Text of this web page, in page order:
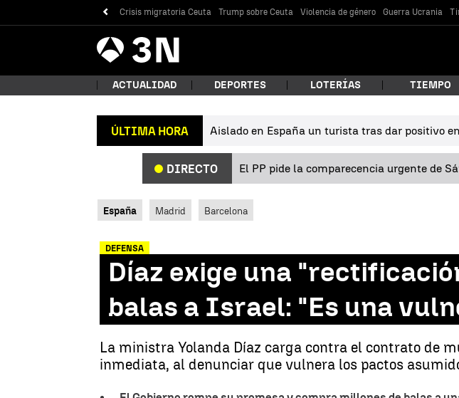
Crisis migratoria Ceuta Trump sobre Ceuta Violencia de género Guerra Ucrania
Antena
3 Noticias
¿Qué estás
Buscar
ACTUALIDAD DEPORTES LOTERÍAS TIEMPO
ÚLTIMA HORA Aislado en España un turista tras dar positivo
DIRECTO El PP pide la comparecencia urgente de
España Madrid Barcelona
DEFENSA
Díaz exige una
balas a Israel: "Es una
La ministra Yolanda Díaz carga contra el contrato de
inmediata, al denunciar que vulnera los pactos